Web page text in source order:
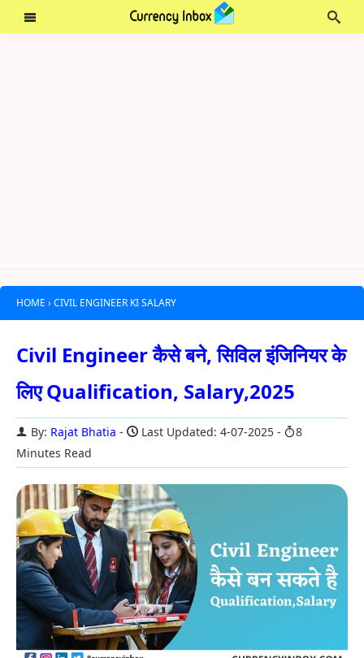
HOME › CIVIL ENGINEER KI SALARY
Civil Engineer कैसे बने, सिविल इंजिनियर के
लिए Qualification, Salary,2025
By: Rajat Bhatia Last Updated: 4-07-2025
8
Minutes Read